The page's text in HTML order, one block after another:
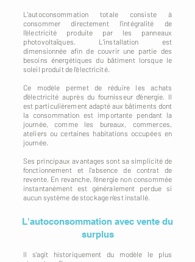
L'autoconsommation totale consiste à
consommer directement l'intégralité de
l'électricité produite par les panneaux
photovoltaïques. L'installation est
dimensionnée afin de couvrir une partie des
besoins énergétiques du bâtiment lorsque le
soleil produit de l'électricité.
Ce modèle permet de réduire les achats
d'électricité auprès du fournisseur d'énergie. Il
est particulièrement adapté aux bâtiments dont
la consommation est importante pendant la
journée, comme les bureaux, commerces,
ateliers ou certaines habitations occupées en
journée.
Ses principaux avantages sont sa simplicité de
fonctionnement et l'absence de contrat de
revente. En revanche, l'énergie non consommée
instantanément est généralement perdue si
aucun système de stockage n'est installé.
L'autoconsommation avec vente du
surplus
Il s'agit historiquement du modèle le plus